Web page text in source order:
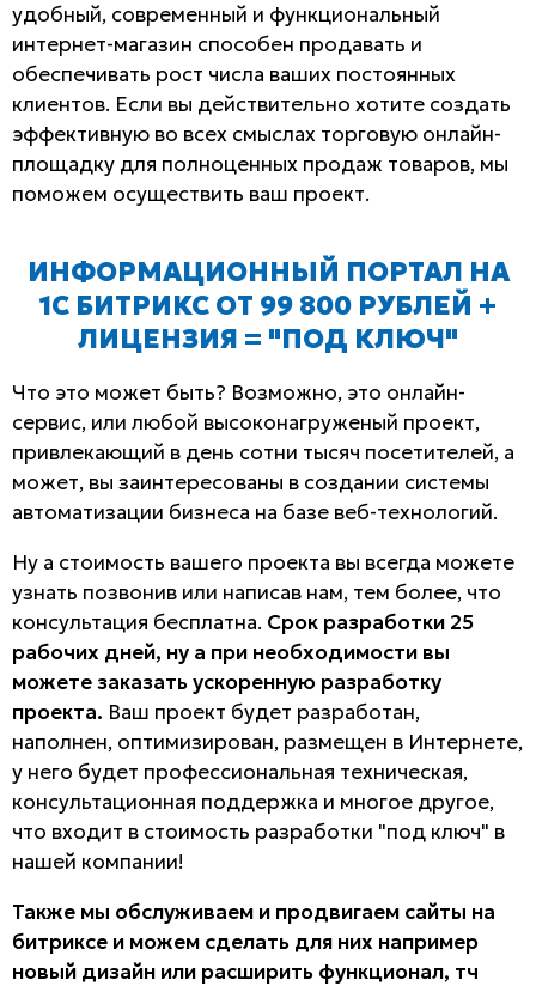
удобный, современный и функциональный
интернет-магазин способен продавать и
обеспечивать рост числа ваших постоянных
клиентов. Если вы действительно хотите создать
эффективную во всех смыслах торговую онлайн-
площадку для полноценных продаж товаров, мы
поможем осуществить ваш проект.
ИНФОРМАЦИОННЫЙ ПОРТАЛ НА
1С БИТРИКС ОТ 99 800 РУБЛЕЙ +
ЛИЦЕНЗИЯ = "ПОД КЛЮЧ"
Что это может быть? Возможно, это онлайн-
сервис, или любой высоконагруженый проект,
привлекающий в день сотни тысяч посетителей, а
может, вы заинтересованы в создании системы
автоматизации бизнеса на базе веб-технологий.
Ну а стоимость вашего проекта вы всегда можете
узнать позвонив или написав нам, тем более, что
консультация бесплатна. Срок разработки 25
рабочих дней, ну а при необходимости вы
можете заказать ускоренную разработку
проекта. Ваш проект будет разработан,
наполнен, оптимизирован, размещен в Интернете,
у него будет профессиональная техническая,
консультационная поддержка и многое другое,
что входит в стоимость разработки "под ключ" в
нашей компании!
Также мы обслуживаем и продвигаем сайты на
битриксе и можем сделать для них например
новый дизайн или расширить функционал, тч